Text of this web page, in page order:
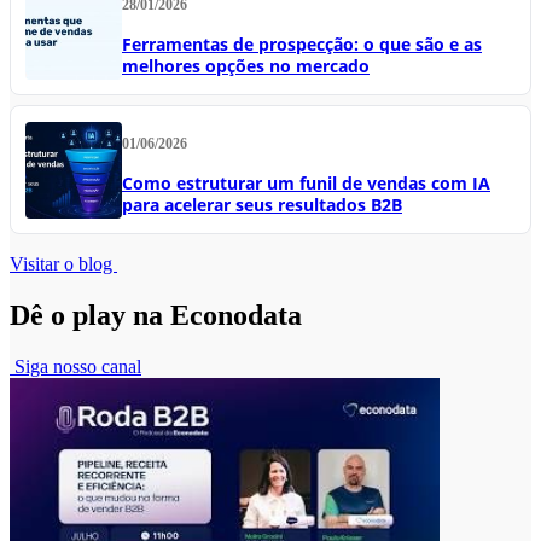
28/01/2026
Ferramentas de prospecção: o que são e as
melhores opções no mercado
01/06/2026
Como estruturar um funil de vendas com IA
para acelerar seus resultados B2B
Visitar o blog
Dê o play na Econodata
Siga nosso canal